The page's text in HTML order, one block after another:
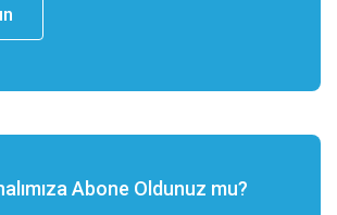
Abone Oldunuz mu?